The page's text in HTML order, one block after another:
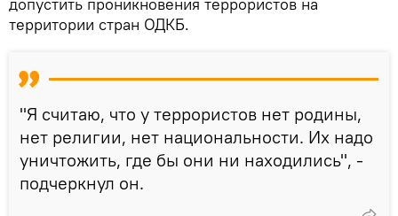
территории стран ОДКБ.
"Я считаю, что у террористов нет родины,
нет религии, нет национальности. Их надо
уничтожить, где бы они ни находились", -
подчеркнул он.